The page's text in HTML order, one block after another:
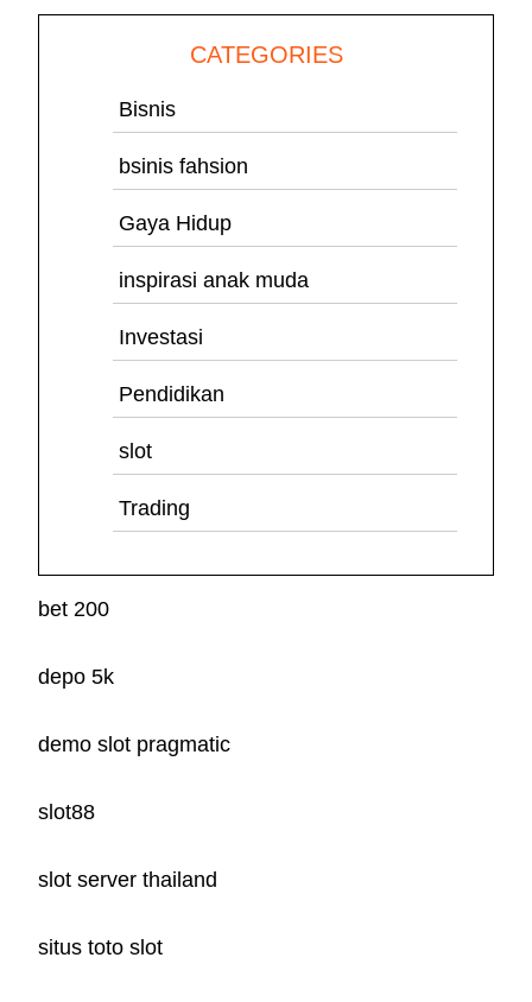
CATEGORIES
Bisnis
bsinis fahsion
Gaya Hidup
inspirasi anak muda
Investasi
Pendidikan
slot
Trading
bet 200
depo 5k
demo slot pragmatic
slot88
slot server thailand
situs toto slot